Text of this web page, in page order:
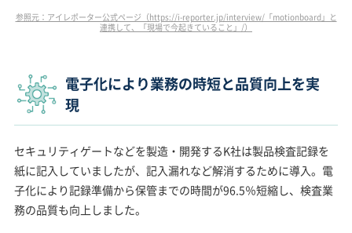
参照元：アイレポーター公式ページ（https://i-reporter.jp/interview/「motionboard」と
連携して、「現場で今起きていること」/）
電子化により業務の時短と品質向上を実
現
セキュリティゲートなどを製造・開発するK社は製品検査記録を
紙に記入していましたが、記入漏れなど解消するために導入。電
子化により記録準備から保管までの時間が96.5％短縮し、検査業
務の品質も向上しました。